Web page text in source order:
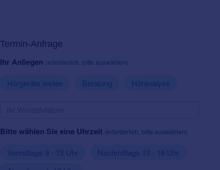
Termin-Anfrage
Ihr Anliegen (erforderlich, bitte auswählen)
Hörgeräte testen Beratung Höranalyse
Bitte wählen Sie eine Uhrzeit (erforderlich, bitte auswählen)
Vormittags 9 - 13 Uhr
Nachmittags 13 - 16 Uhr